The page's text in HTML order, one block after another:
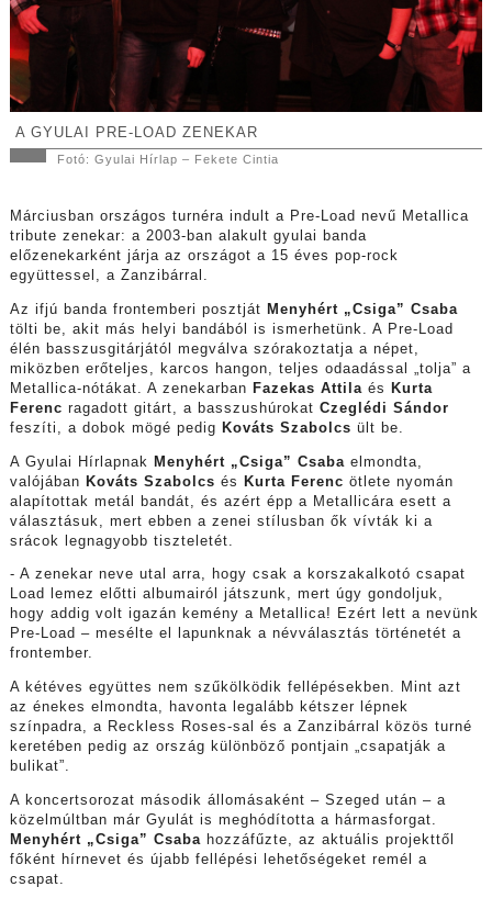
A GYULAI PRE-LOAD ZENEKAR
Fotó: Gyulai Hírlap – Fekete Cintia
Márciusban országos turnéra indult a Pre-Load nevű Metallica
tribute zenekar: a 2003-ban alakult gyulai banda
előzenekarként járja az országot a 15 éves pop-rock
együttessel, a Zanzibárral.
Az ifjú banda frontemberi posztját Menyhért „Csiga” Csaba
tölti be, akit más helyi bandából is ismerhetünk. A Pre-Load
élén basszusgitárjától megválva szórakoztatja a népet,
miközben erőteljes, karcos hangon, teljes odaadással „tolja” a
Metallica-nótákat. A zenekarban Fazekas Attilaés
Kurta
Ferenc ragadott gitárt, a basszushúrokat Czeglédi Sándor
feszíti, a dobok mögé pedig Kováts Szabolcs ült be.
A Gyulai Hírlapnak Menyhért „Csiga” Csaba elmondta,
valójában Kováts Szabolcs és Kurta Ferenc ötlete nyomán
alapítottak metál bandát, és azért épp a Metallicára esett a
választásuk, mert ebben a zenei stílusban ők vívták ki a
srácok legnagyobb tiszteletét.
- A zenekar neve utal arra, hogy csak a korszakalkotó csapat
Load lemez előtti albumairól játszunk, mert úgy gondoljuk,
hogy addig volt igazán kemény a Metallica! Ezért lett a nevünk
Pre-Load – mesélte el lapunknak a névválasztás történetét a
frontember.
A kétéves együttes nem szűkölködik fellépésekben. Mint azt
az énekes elmondta, havonta legalább kétszer lépnek
színpadra, a Reckless Roses-sal és a Zanzibárral közös turné
keretében pedig az ország különböző pontjain „csapatják a
bulikat”.
A koncertsorozat második állomásaként – Szeged után – a
közelmúltban már Gyulát is meghódította a hármasforgat.
Menyhért „Csiga” Csaba hozzáfűzte, az aktuális projekttől
főként hírnevet és újabb fellépési lehetőségeket remél a
csapat.